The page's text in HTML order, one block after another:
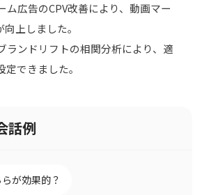
ム広告のCPV改善により、動画マー
上しました。
ランドリフトの相関分析により、適
定できました。
話例
が効果的？